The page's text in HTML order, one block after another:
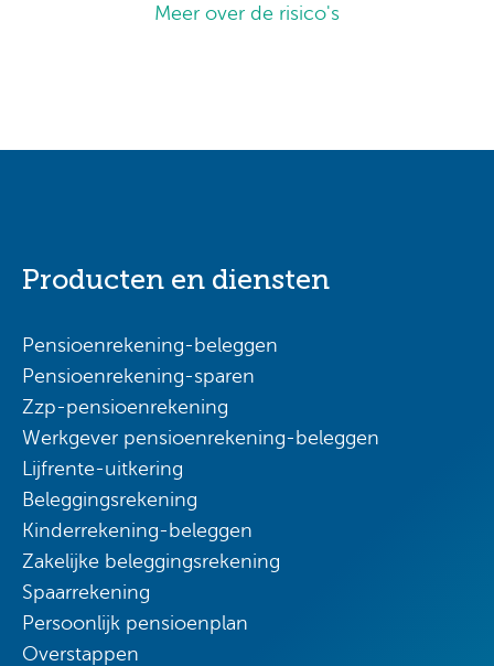
Meer over de risico's
Producten en diensten
Pensioenrekening-beleggen
Pensioenrekening-sparen
Zzp-pensioenrekening
Werkgever pensioenrekening-beleggen
Lijfrente-uitkering
Beleggingsrekening
Kinderrekening-beleggen
Zakelijke beleggingsrekening
Spaarrekening
Persoonlijk pensioenplan
Overstappen